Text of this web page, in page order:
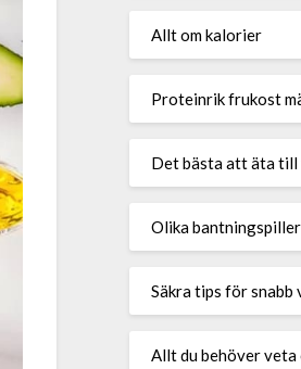
Allt om kalorier
Proteinrik frukost
Det bästa att äta
Olika
Säkra tips för snabb
Allt du behöver veta